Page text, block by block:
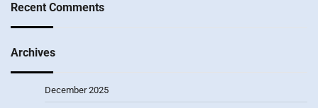
Recent Comments
Archives
December 2025